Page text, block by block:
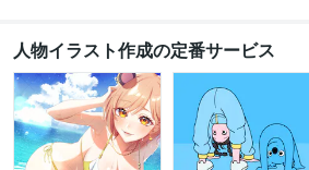
人物イラスト作成の定番サービス